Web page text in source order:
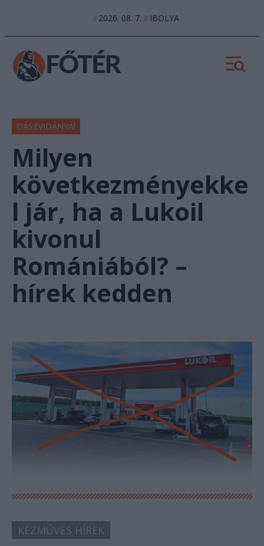
//2026. 08. 7. //IBOLYA
DÁSZVIDÁNYÁ!
Milyen
következményekke
l jár, ha a Lukoil
kivonul
Romániából? –
hírek kedden
KÉZMŰVES HÍREK